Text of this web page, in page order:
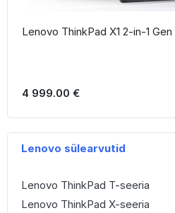
Lenovo ThinkPad X1 2-in-1 Gen
4 999.00 €
Lenovo sülearvutid
Lenovo ThinkPad T-seeria
Lenovo ThinkPad X-seeria